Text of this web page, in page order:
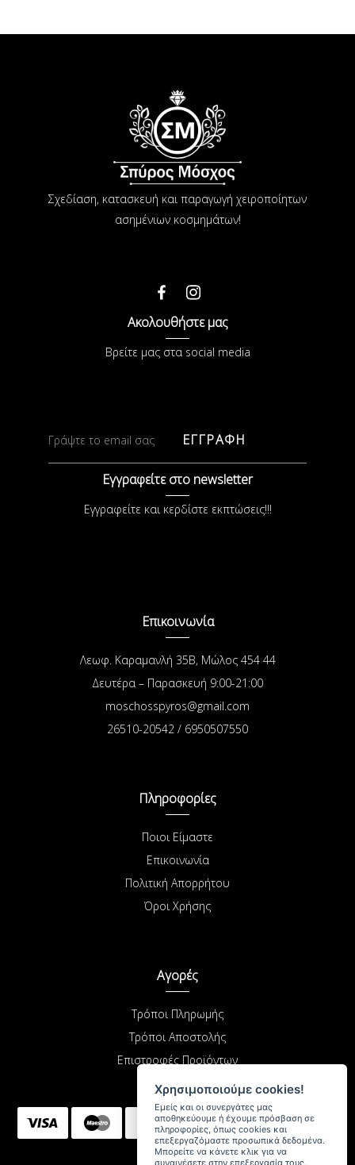
Σχεδίαση, κατασκευή και παραγωγή χειροποίητων
ασημένιων κοσμημάτων!
Ακολουθήστε μας
Βρείτε μας στα social media
ΕΓΓΡΑΦΗ
Εγγραφείτε στο newsletter
Εγγραφείτε και κερδίστε εκπτώσεις!!!
Επικοινωνία
Λεωφ. Καραμανλή 35Β, Μώλος 454 44
Δευτέρα – Παρασκευή 9:00-21:00
moschosspyros@gmail.com
26510-20542 / 6950507550
Πληροφορίες
Ποιοι Είμαστε
Επικοινωνία
Πολιτική Απορρήτου
Όροι Χρήσης
Αγορές
Τρόποι Πληρωμής
Τρόποι Αποστολής
Επιστροφές Προϊόντων
Χρησιμοποιούμε cookies!
Εμείς και οι συνεργάτες μας
αποθηκεύουμε ή έχουμε πρόσβαση σε
πληροφορίες, όπως cookies και
επεξεργαζόμαστε προσωπικά δεδομένα.
Μπορείτε να κάνετε κλικ για να
συναινέσετε στην επεξεργασία τους.